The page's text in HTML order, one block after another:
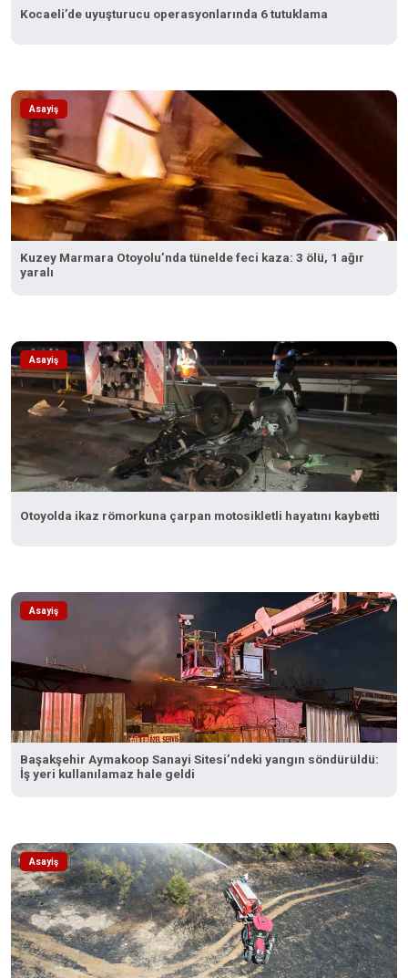
Kocaeli’de uyuşturucu operasyonlarında 6 tutuklama
Asayiş
Kuzey Marmara Otoyolu’nda tünelde feci kaza: 3 ölü, 1 ağır
yaralı
Asayiş
Otoyolda ikaz römorkuna çarpan motosikletli hayatını kaybetti
Asayiş
Başakşehir Aymakoop Sanayi Sitesi’ndeki yangın söndürüldü:
İş yeri kullanılamaz hale geldi
Asayiş